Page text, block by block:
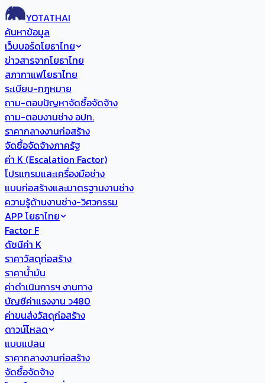
YOTATHAI
ค้นหาข้อมูล
เว็บบอร์ดโยธาไทย
ข่าวสารจากโยธาไทย
สภากาแฟโยธาไทย
ระเบียบ-กฎหมาย
ถาม-ตอบปัญหาจัดซื้อจัดจ้าง
ถาม-ตอบงานช่าง อปท.
ราคากลางงานก่อสร้าง
จัดซื้อจัดจ้างภาครัฐ
ค่า K (Escalation Factor)
โปรแกรมและเครื่องมือช่าง
แบบก่อสร้างและมาตรฐานงานช่าง
ความรู้ด้านงานช่าง-วิศวกรรม
APP โยธาไทย
Factor F
ดัชนีค่า K
ราคาวัสดุก่อสร้าง
ราคาน้ำมัน
ค่าดำเนินการฯ งานทาง
บัญชีค่าแรงงาน ว480
ค่าขนส่งวัสดุก่อสร้าง
ดาวน์โหลด
แบบแปลน
ราคากลางงานก่อสร้าง
จัดซื้อจัดจ้าง